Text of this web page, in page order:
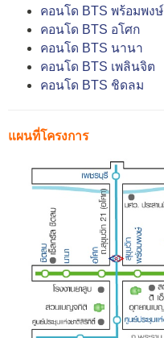
คอนโด BTS พร้อมพงษ์
คอนโด BTS อโศก
คอนโด BTS นานา
คอนโด BTS เพลินจิต
คอนโด BTS ชิดลม
แผนที่โครงการ